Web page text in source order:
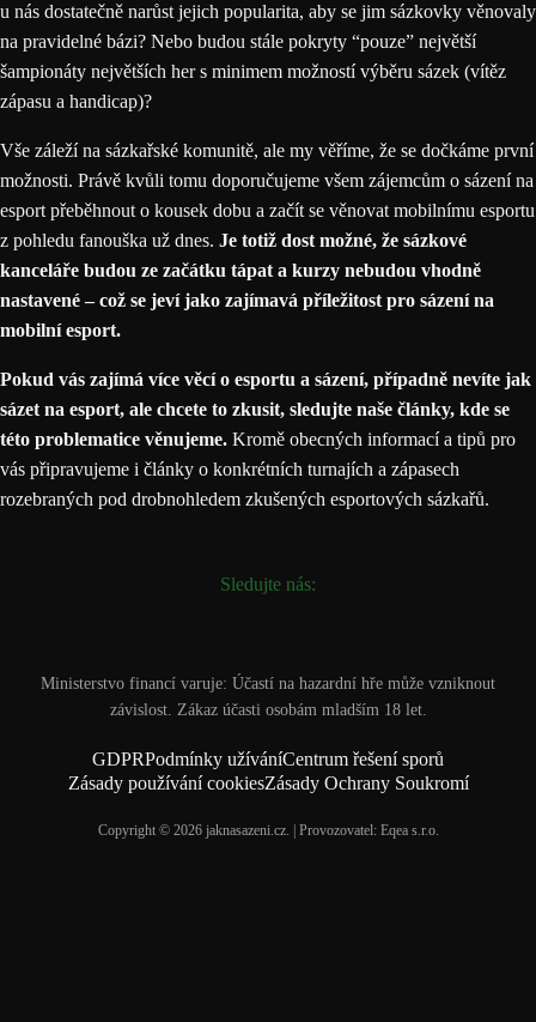
u nás dostatečně narůst jejich popularita, aby se jim sázkovky věnovaly
na pravidelné bázi? Nebo budou stále pokryty “pouze” největší
šampionáty největších her s minimem možností výběru sázek (vítěz
zápasu a handicap)?
Vše záleží na sázkařské komunitě, ale my věříme, že se dočkáme první
možnosti. Právě kvůli tomu doporučujeme všem zájemcům o sázení na
esport přeběhnout o kousek dobu a začít se věnovat mobilnímu esportu
z pohledu fanouška už dnes. Je totiž dost možné, že sázkové
kanceláře budou ze začátku tápat a kurzy nebudou vhodně
nastavené – což se jeví jako zajímavá příležitost pro sázení na
mobilní esport.
Pokud vás zajímá více věcí o esportu a sázení, případně nevíte jak
sázet na esport, ale chcete to zkusit, sledujte naše články, kde se
této problematice věnujeme. Kromě obecných informací a tipů pro
vás připravujeme i články o konkrétních turnajích a zápasech
rozebraných pod drobnohledem zkušených esportových sázkařů.
Sledujte nás:
Ministerstvo financí varuje: Účastí na hazardní hře může vzniknout
závislost. Zákaz účasti osobám mladším 18 let.
GDPRPodmínky užíváníCentrum řešení sporů
Zásady používání cookiesZásady Ochrany Soukromí
Copyright © 2026 jaknasazeni.cz. | Provozovatel: Eqea s.r.o.